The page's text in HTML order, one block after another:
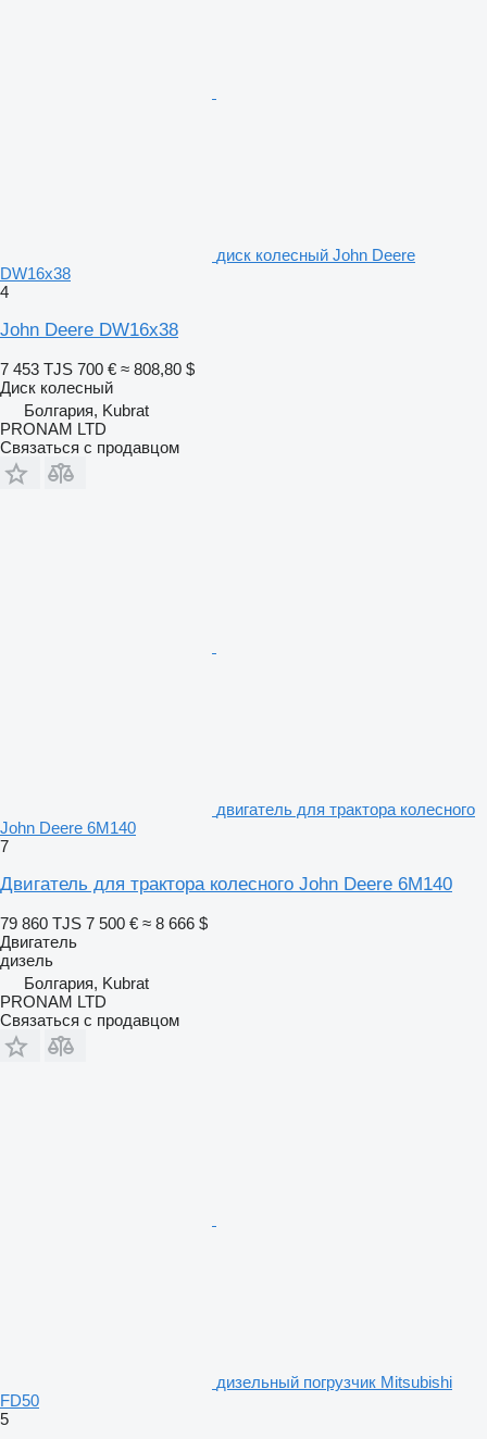
диск колесный John Deere
DW16x38
4
John Deere DW16x38
7 453 TJS 700 € ≈ 808,80 $
Диск колесный
Болгария, Kubrat
PRONAM LTD
Связаться с продавцом
двигатель для трактора колесного
John Deere 6M140
7
Двигатель для трактора колесного John Deere 6M140
79 860 TJS 7 500 € ≈ 8 666 $
Двигатель
дизель
Болгария, Kubrat
PRONAM LTD
Связаться с продавцом
дизельный погрузчик Mitsubishi
FD50
5